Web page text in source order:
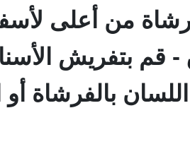
من أعلى
قم بتفريش
بالفرشاة